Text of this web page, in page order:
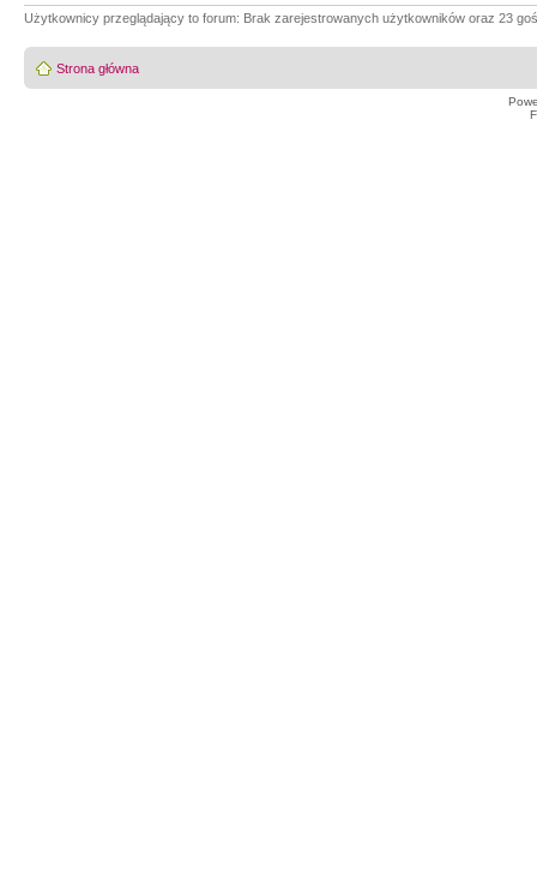
Użytkownicy przeglądający to forum: Brak zarejestrowanych użytkowników oraz 23
Strona główna